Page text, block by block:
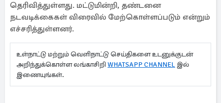
தெரிவித்துள்ளது. மட்டுமின்றி, தண்டனை
நடவடிக்கைகள் விரைவில் மேற்கொள்ளப்படும் என்றும்
எச்சரித்துள்ளனர்.
உள்நாட்டு மற்றும் வெளிநாட்டு செய்திகளை உடனுக்குடன்
அறிந்துக்கொள்ள லங்காசிறி WHATSAPP CHANNEL இல்
இணையுங்கள்.